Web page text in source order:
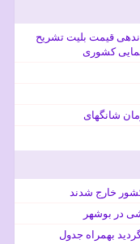
قیمت بلیت تشریح
کشوری
شانگهای
در بوشهر
بهمراه جدول